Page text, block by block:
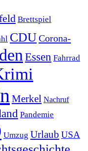
Brettspiel
CDUCorona-
Essen Fahrrad
Merkel Nachruf
Pandemie
Umzug Urlaub USA